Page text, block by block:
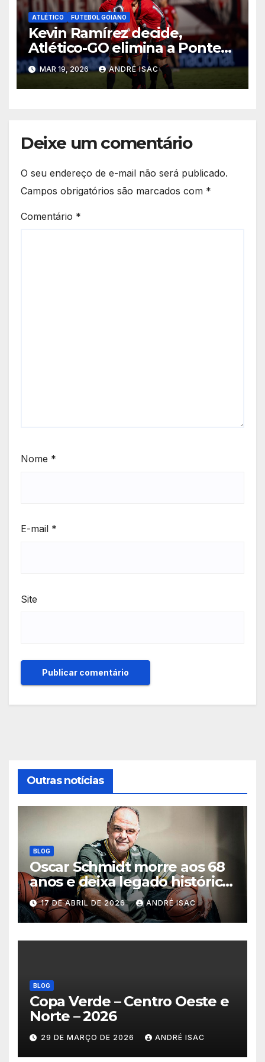
ATLÉTICO FUTEBOL GOIANO
Kevin Ramírez decide,
Atlético-GO elimina a Ponte
Preta e garante vaga na 5ª
fase da Copa do Brasil
MAR 19, 2026 ANDRÉ ISAC
Deixe um comentário
O seu endereço de e-mail não será publicado.
Campos obrigatórios são marcados com *
Comentário *
Nome *
E-mail *
Site
Outras notícias
BLOG
Oscar Schmidt morre aos 68
anos e deixa legado histórico
no basquete mundial
17 DE ABRIL DE 2026 ANDRÉ ISAC
BLOG
Copa Verde – Centro Oeste e
Norte – 2026
29 DE MARÇO DE 2026 ANDRÉ ISAC